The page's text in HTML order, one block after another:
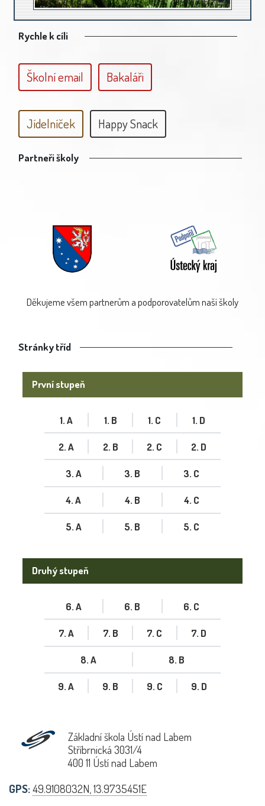
Rychle k cíli
Školní email Bakaláři
Jídelníček Happy Snack
Partneři školy
Děkujeme všem partnerům a podporovatelům naší školy
Stránky tříd
První stupeň
1. A 1. B 1. C 1. D
2. A 2. B 2. C 2. D
3. A 3. B 3. C
4. A 4. B 4. C
5. A 5. B 5. C
Druhý stupeň
6. A 6. B 6. C
7. A 7. B 7. C 7. D
8. A 8. B
9. A 9. B 9. C 9. D
Základní škola Ústí nad Labem
Stříbrnická 3031/4
400 11 Ústí nad Labem
GPS:49.9108032N, 13.9735451E